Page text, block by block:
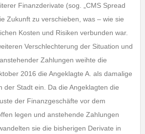
Finanzderivate (sog. „CMS Spread
Zukunft zu verschieben, was – wie sie
Kosten und Risiken verbunden war.
Verschlechterung der Situation und
Zahlungen weihte die
2016 die Angeklagte A. als damalige
der Stadt ein. Da die Angeklagten die
der Finanzgeschäfte vor dem
legen und anstehende Zahlungen
sie die bisherigen Derivate in